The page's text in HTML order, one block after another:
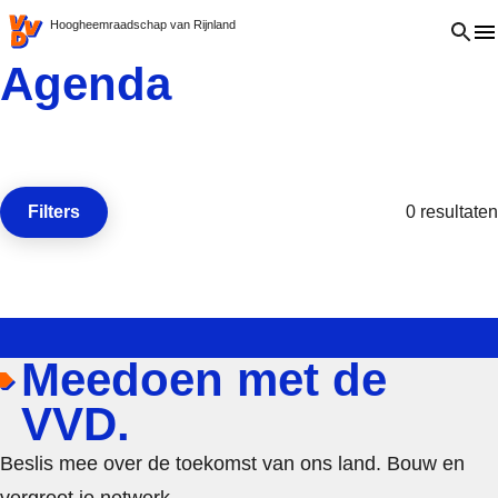
VVD.nl - Ga naar de homepage
Hoogheemraadschap van Rijnland Open
Agenda
Open de
Filters 0 resultaten
Meedoen met de
VVD.
Beslis mee over de toekomst van ons land. Bouw en